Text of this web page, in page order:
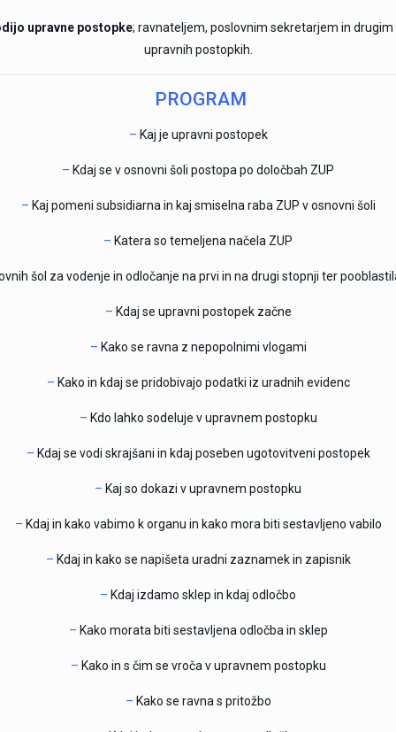
upravne postopke; ravnateljem, poslovnim sekretarjem in
upravnih postopkih.
PROGRAM
– Kaj je upravni postopek
– Kdaj se v osnovni šoli postopa po določbah ZUP
– Kaj pomeni subsidiarna in kaj smiselna raba ZUP v osnovni šoli
– Katera so temeljena načela ZUP
šol za vodenje in odločanje na prvi in na drugi stopnji ter
– Kdaj se upravni postopek začne
– Kako se ravna z nepopolnimi vlogami
– Kako in kdaj se pridobivajo podatki iz uradnih evidenc
– Kdo lahko sodeluje v upravnem postopku
– Kdaj se vodi skrajšani in kdaj poseben ugotovitveni postopek
– Kaj so dokazi v upravnem postopku
– Kdaj in kako vabimo k organu in kako mora biti sestavljeno vabilo
– Kdaj in kako se napišeta uradni zaznamek in zapisnik
– Kdaj izdamo sklep in kdaj odločbo
– Kako morata biti sestavljena odločba in sklep
– Kako in s čim se vroča v upravnem postopku
– Kako se ravna s pritožbo